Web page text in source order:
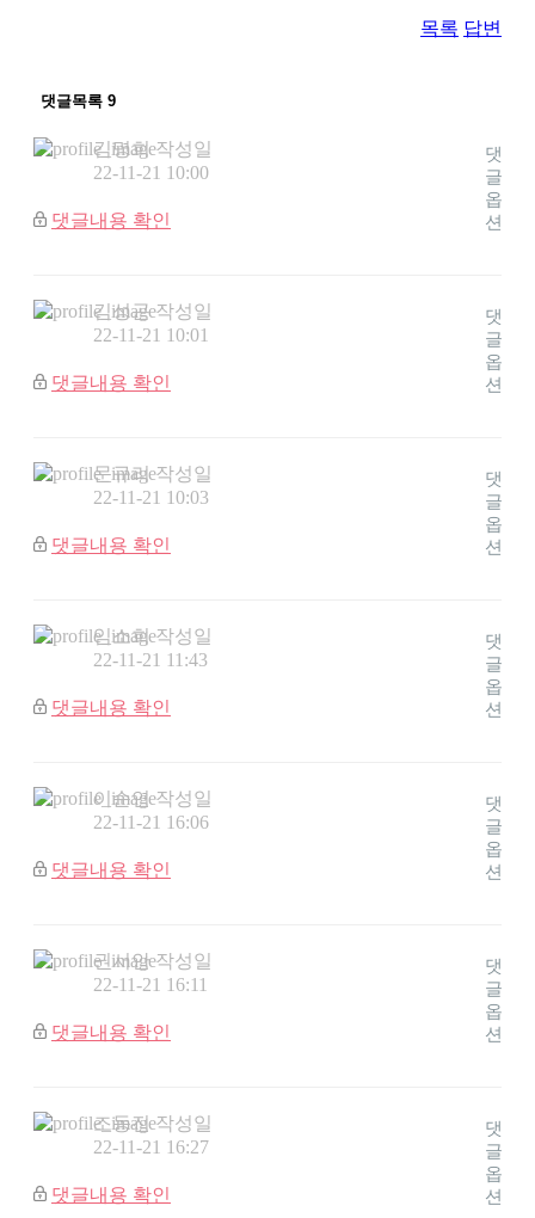
목록 답변
댓글목록 9
김명희 작성일
22-11-21 10:00
댓글내용 확인
댓
글
옵
션
김성곤 작성일
22-11-21 10:01
댓글내용 확인
댓
글
옵
션
문규리 작성일
22-11-21 10:03
댓글내용 확인
댓
글
옵
션
임소희 작성일
22-11-21 11:43
댓글내용 확인
댓
글
옵
션
이순연 작성일
22-11-21 16:06
댓글내용 확인
댓
글
옵
션
권서안 작성일
22-11-21 16:11
댓글내용 확인
댓
글
옵
션
조동진 작성일
22-11-21 16:27
댓글내용 확인
댓
글
옵
션